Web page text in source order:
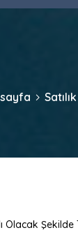
Şekilde